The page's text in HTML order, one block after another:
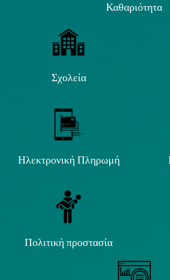
Καθαριότητα
Σχολεία
Ηλεκτρονική Πληρωμή
Πολιτική προστασία